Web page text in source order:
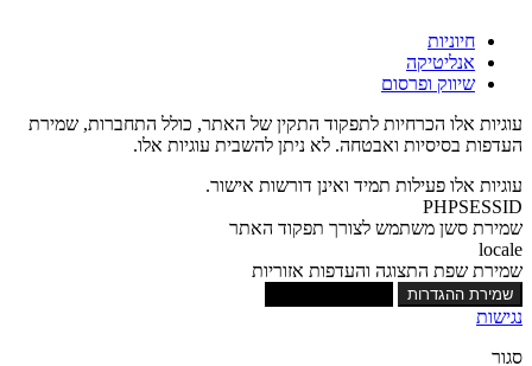
חיוניות
אנליטיקה
שיווק ופרסום
עוגיות אלו הכרחיות לתפקוד התקין של האתר, כולל התחברות, שמירת
העדפות בסיסיות ואבטחה. לא ניתן להשבית עוגיות אלו.
עוגיות אלו פעילות תמיד ואינן דורשות אישור.
PHPSESSID
שמירת סשן משתמש לצורך תפקוד האתר
locale
שמירת שפת התצוגה והעדפות אזוריות
שמירת ההגדרות
נגישות
סגור